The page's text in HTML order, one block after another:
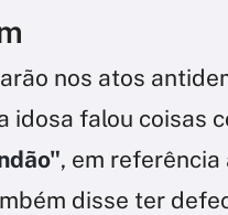
nos atos
idosa falou coisas
, em referência
disse ter